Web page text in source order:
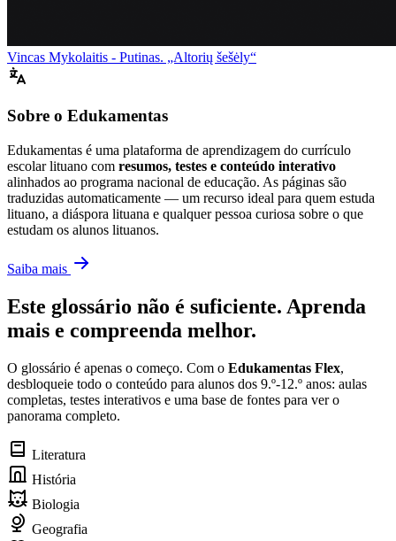
Vincas Mykolaitis - Putinas. „Altorių šešėly“
Sobre o Edukamentas
Edukamentas é uma plataforma de aprendizagem do currículo
escolar lituano com resumos, testes e conteúdo interativo
alinhados ao programa nacional de educação. As páginas são
traduzidas automaticamente — um recurso ideal para quem estuda
lituano, a diáspora lituana e qualquer pessoa curiosa sobre o que
estudam os alunos lituanos.
Saiba mais
Este glossário não é suficiente. Aprenda
mais e compreenda melhor.
O glossário é apenas o começo. Com o Edukamentas Flex,
desbloqueie todo o conteúdo para alunos dos 9.º-12.º anos: aulas
completas, testes interativos e uma base de fontes para ver o
panorama completo.
Literatura
História
Biologia
Geografia